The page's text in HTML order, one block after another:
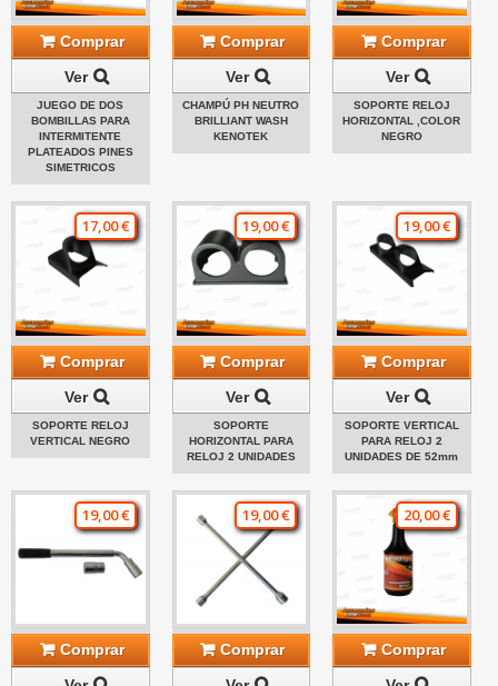
Comprar
Ver
JUEGO DE DOS
BOMBILLAS PARA
INTERMITENTE
PLATEADOS PINES
SIMETRICOS
Comprar
Ver
CHAMPÚ PH NEUTRO
BRILLIANT WASH
KENOTEK
Comprar
Ver
SOPORTE RELOJ
HORIZONTAL ,COLOR
NEGRO
17,00 €
Comprar
Ver
SOPORTE RELOJ
VERTICAL NEGRO
19,00 €
Comprar
Ver
SOPORTE
HORIZONTAL PARA
RELOJ 2 UNIDADES
19,00 €
Comprar
Ver
SOPORTE VERTICAL
PARA RELOJ 2
UNIDADES DE 52mm
19,00 €
Comprar
19,00 €
Comprar
20,00 €
Comprar